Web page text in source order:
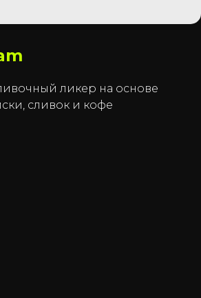
ликер на основе
сливок и кофе